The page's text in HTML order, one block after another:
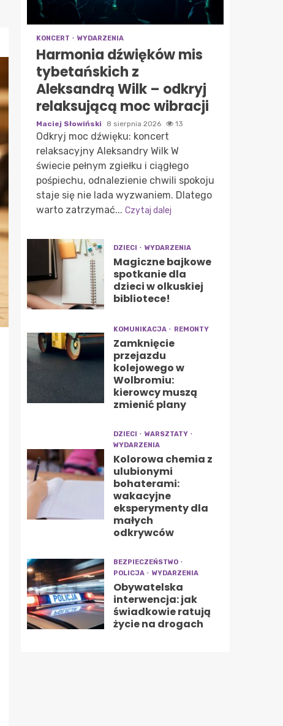
KONCERT WYDARZENIA
Harmonia dźwięków mis
tybetańskich z
Aleksandrą Wilk – odkryj
relaksującą moc wibracji
Maciej Słowiński 8 sierpnia 2026 13
Odkryj moc dźwięku: koncert
relaksacyjny Aleksandry Wilk W
świecie pełnym zgiełku i ciągłego
pośpiechu, odnalezienie chwili spokoju
staje się nie lada wyzwaniem. Dlatego
warto zatrzymać... Czytaj dalej
DZIECI WYDARZENIA
Magiczne bajkowe
spotkanie dla
dzieci w olkuskiej
bibliotece!
KOMUNIKACJA REMONTY
Zamknięcie
przejazdu
kolejowego w
Wolbromiu:
kierowcy muszą
zmienić plany
DZIECI
WARSZTATY
WYDARZENIA
Kolorowa chemia z
ulubionymi
bohaterami:
wakacyjne
eksperymenty dla
małych
odkrywców
BEZPIECZEŃSTWO
POLICJA
WYDARZENIA
Obywatelska
interwencja: jak
świadkowie ratują
życie na drogach